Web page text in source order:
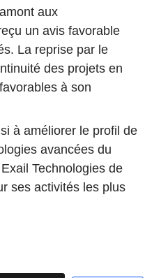
aux
un avis favorable
La reprise par le
des projets en
à son
à améliorer le profil de
avancées du
Technologies de
ses activités les plus